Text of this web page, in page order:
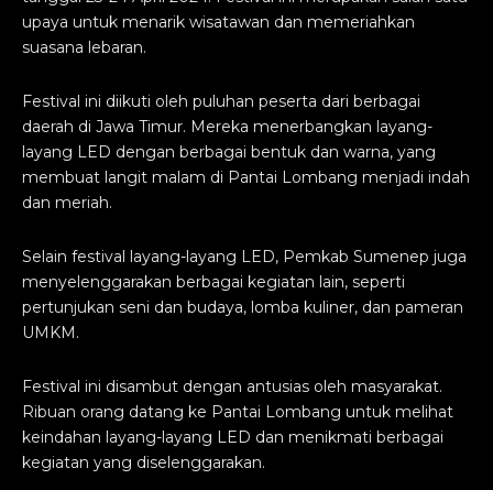
upaya untuk menarik wisatawan dan memeriahkan
suasana lebaran.
Festival ini diikuti oleh puluhan peserta dari berbagai
daerah di Jawa Timur. Mereka menerbangkan layang-
layang LED dengan berbagai bentuk dan warna, yang
membuat langit malam di Pantai Lombang menjadi indah
dan meriah.
Selain festival layang-layang LED, Pemkab Sumenep juga
menyelenggarakan berbagai kegiatan lain, seperti
pertunjukan seni dan budaya, lomba kuliner, dan pameran
UMKM.
Festival ini disambut dengan antusias oleh masyarakat.
Ribuan orang datang ke Pantai Lombang untuk melihat
keindahan layang-layang LED dan menikmati berbagai
kegiatan yang diselenggarakan.